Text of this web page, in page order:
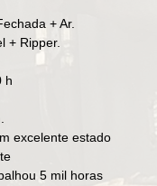
+ Ar.
+ Ripper.
h
excelente estado
5 mil horas